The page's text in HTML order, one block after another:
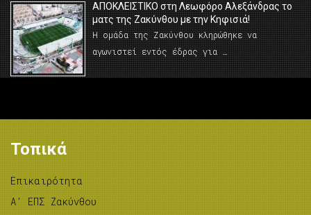
AΠΟΚΛΕΙΣΤΙΚΟ στη Λεωφόρο Αλεξάνδρας το
ματς της Ζακύνθου με την Κηφισιά!
Η ομάδα της Ζακύνθου κληρώθηκε να
αγωνιστεί εντός έδρας για …
Τοπικά
Επικαιρότητα
A’ ΕΠΣ Ζακύνθου